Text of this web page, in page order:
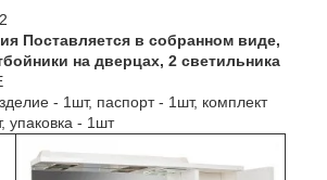
Поставляется в собранном виде,
на дверцах, 2 светильника
- 1шт, паспорт - 1шт, комплект
упаковка - 1шт